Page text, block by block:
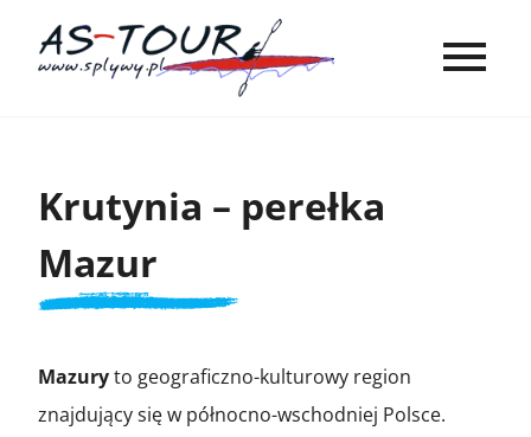
Krutynia – perełka
Mazur
Mazuryto geograficzno-kulturowy region
znajdujący się w północno-wschodniej Polsce.